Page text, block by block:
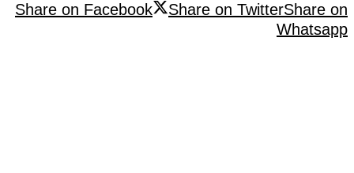
Share on Facebook
Share on TwitterShare on
Whatsapp